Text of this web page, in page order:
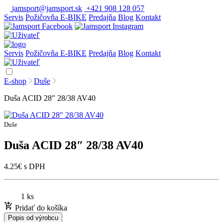
jamsport@jamsport.sk +421 908 128 057
Servis Požičovňa E-BIKE Predajňa Blog Kontakt
Servis Požičovňa E-BIKE Predajňa Blog Kontakt
E-shop
Duše
Duša ACID 28″ 28/38 AV40
Duše
Duša ACID 28″ 28/38 AV40
4.25€ s DPH
1 ks
Pridať do košíka
Popis od výrobcu